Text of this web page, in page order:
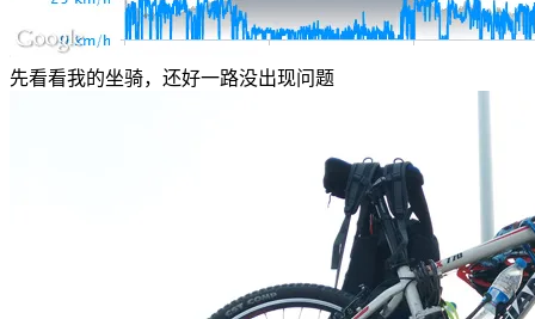
先看看我的坐骑，还好一路没出现问题